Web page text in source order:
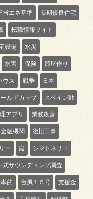
省エネ基準 長期優良住宅
転職情報サイト
設備 水災
水害 保険 部屋作り
ウス 戦争 日本
ールドカップ スペイン戦
アプリ 業務改善
金融機関 復旧工事
ー 庭 シマトネリコ
式サウンディング調査
的 台風１５号 支援金